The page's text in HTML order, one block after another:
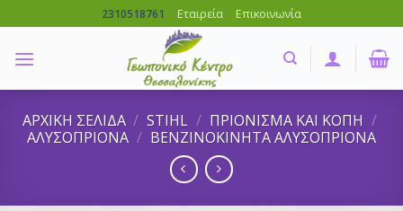
to
content
2310518761 Εταιρεία Επικοινωνία
ΑΡΧΙΚΗ ΣΕΛΙΔΑ / STIHL / ΠΡΙΟΝΙΣΜΑ ΚΑΙ ΚΟΠΗ /
ΑΛΥΣΟΠΡΙΟΝΑ / ΒΕΝΖΙΝΟΚΙΝΗΤΑ ΑΛΥΣΟΠΡΙΟΝΑ